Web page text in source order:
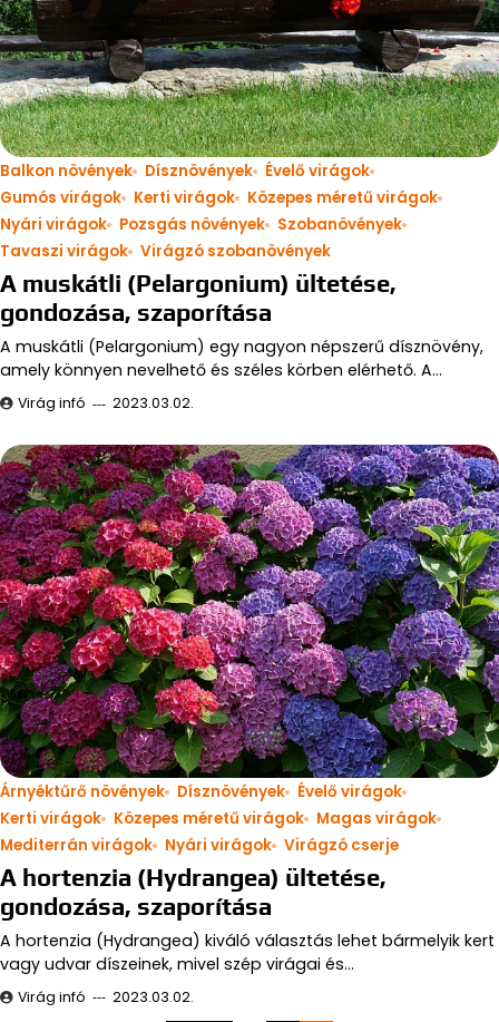
Balkon növények Dísznövények
Évelő virágok
Gumós virágok
Kerti virágok
Közepes méretű virágok
Nyári virágok
Pozsgás növények
Szobanövények
Tavaszi virágok Virágzó szobanövények
A muskátli (Pelargonium) ültetése,
gondozása, szaporítása
A muskátli (Pelargonium) egy nagyon népszerű dísznövény,
amely könnyen nevelhető és széles körben elérhető. A…
Virág infó 2023.03.02.
Árnyéktűrő növények Dísznövények
Évelő virágok
Kerti virágok
Közepes méretű virágok
Magas virágok
Mediterrán virágok
Nyári virágok Virágzó cserje
A hortenzia (Hydrangea) ültetése,
gondozása, szaporítása
A hortenzia (Hydrangea) kiváló választás lehet bármelyik kert
vagy udvar díszeinek, mivel szép virágai és…
Virág infó 2023.03.02.